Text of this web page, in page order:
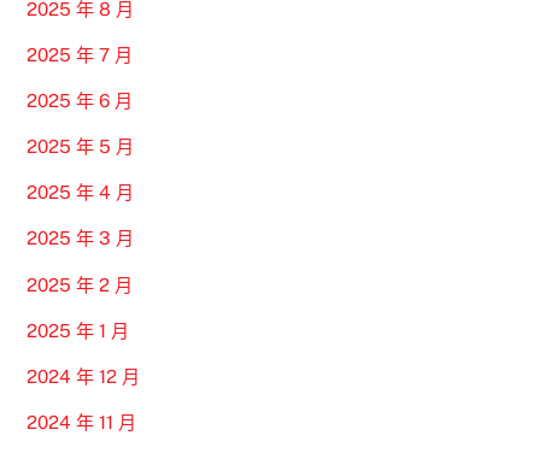
2025 年 8 月
2025 年 7 月
2025 年 6 月
2025 年 5 月
2025 年 4 月
2025 年 3 月
2025 年 2 月
2025 年 1 月
2024 年 12 月
2024 年 11 月